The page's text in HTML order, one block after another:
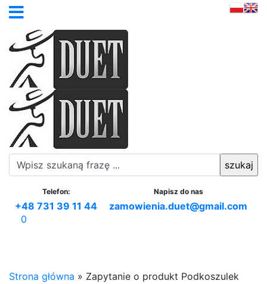
Telefon:
+48 731 39 11 44
Napisz do nas
zamowienia.duet@gmail.com
0
Strona główna » Zapytanie o produkt Podkoszulek